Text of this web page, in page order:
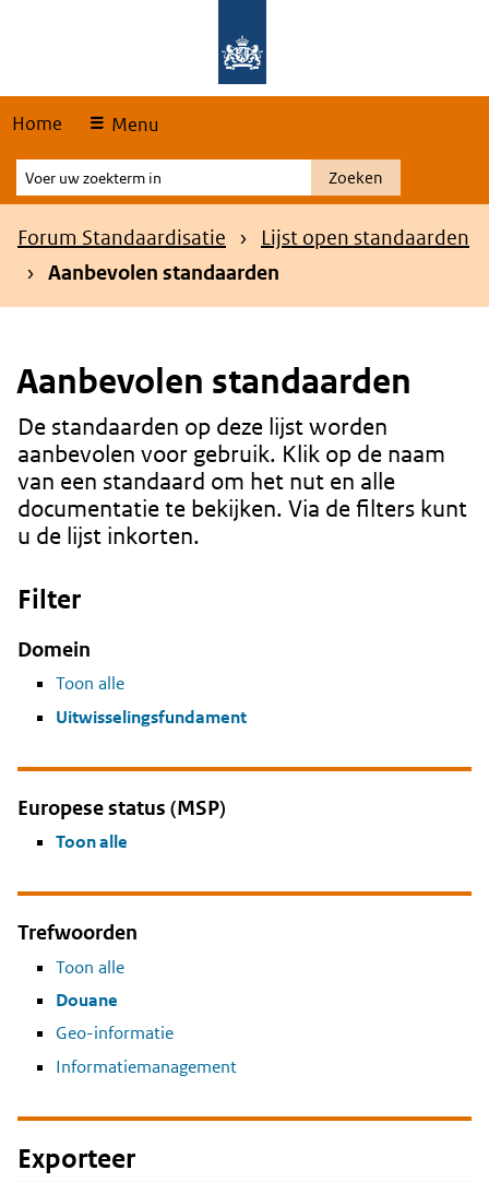
Home Menu
Voer
uw
zoekterm
Zoeken
Kruimelpad
Forum Standaardisatie
Lijst open standaarden
Aanbevolen standaarden
Aanbevolen standaarden
Content
De standaarden op deze lijst worden
aanbevolen voor gebruik. Klik op de naam
van een standaard om het nut en alle
documentatie te bekijken. Via de filters kunt
u de lijst inkorten.
Filter
Domein
Toon alle
Uitwisselingsfundament
Europese status (MSP)
Toon alle
Trefwoorden
Toon alle
Douane
Geo-informatie
Informatiemanagement
Exporteer